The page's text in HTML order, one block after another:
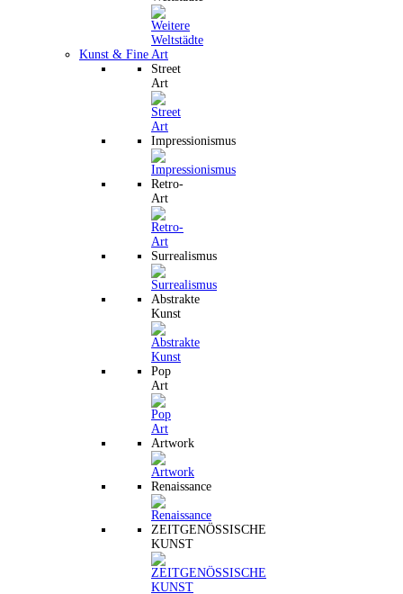
Kunst & Fine Art
Street
Art
Impressionismus
Retro-
Art
Surrealismus
Abstrakte
Kunst
Pop
Art
Artwork
Renaissance
ZEITGENÖSSISCHE
KUNST